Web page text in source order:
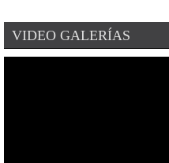
encumbra a la uva Monastrell
La conocida revista
Wine Spectatorha elegido a
Verdejo como el mejor
¡DEJA EL PRIMER COMENTARIO!
El Ministerio de Agricultura ha
VIDEO GALERÍAS